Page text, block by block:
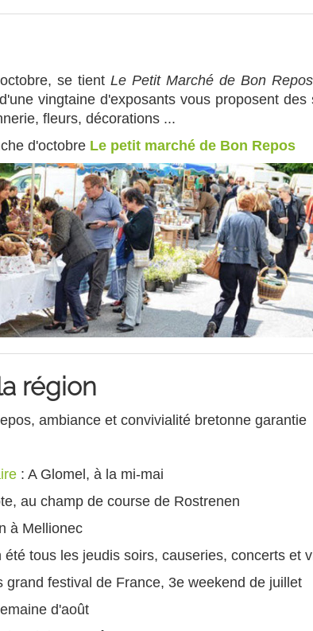
se tient Le Petit Marché de Bon
vingtaine d'exposants vous proposent
fleurs, décorations ...
d'octobre Le petit marché de Bon Repos
région
ambiance et convivialité bretonne garantie
: A Glomel, à la mi-mai
au champ de course de Rostrenen
à Mellionec
tous les jeudis soirs, causeries, concerts et
grand festival de France, 3e weekend de juillet
d'août